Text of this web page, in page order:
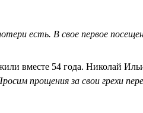
есть. В свое первое
вместе 54 года. Николай
прощения за свои грехи